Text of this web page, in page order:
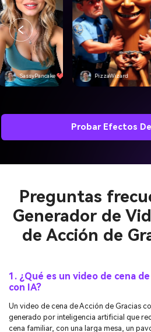
SassyPancake 4,501 PizzaWizard
Probar Efectos
Preguntas
Generador de
de Acción de
1. ¿Qué es un video de cena
con IA?
Un video de cena de Acción de Gracias
generado por inteligencia artificial que
cena familiar, con una larga mesa, un